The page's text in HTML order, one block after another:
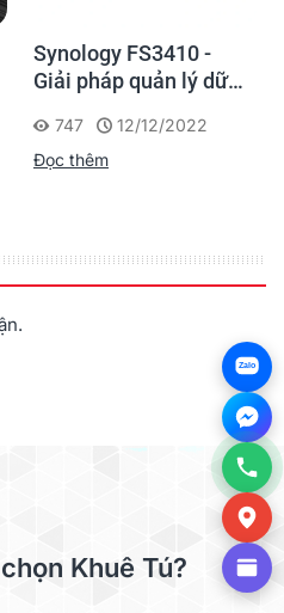
Synology FS3410 -
Giải pháp quản lý dữ
kiệm chi phí cho
doanh nghiệp vừa và
747
12/12/2022
Đọc thêm
Khuê Tú?
Zalo